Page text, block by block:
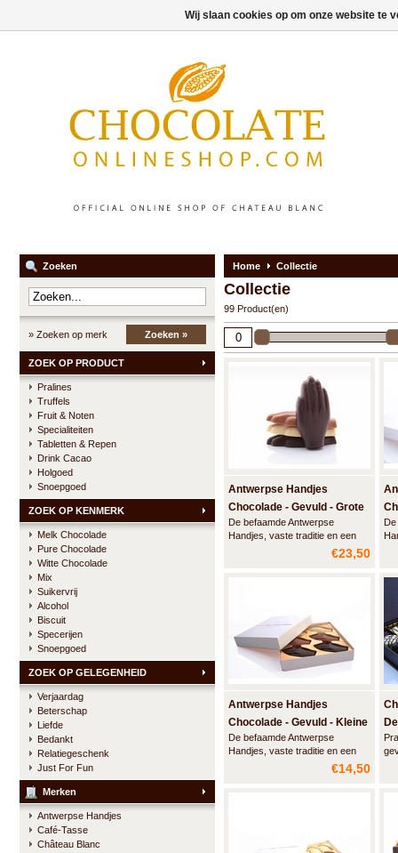
Zoeken
» Zoeken op merk Zoeken »
ZOEK OP PRODUCT
Pralines
Truffels
Fruit & Noten
Specialiteiten
Tabletten & Repen
Drink Cacao
Holgoed
Snoepgoed
ZOEK OP KENMERK
Melk Chocolade
Pure Chocolade
Witte Chocolade
Mix
Suikervrij
Alcohol
Biscuit
Specerijen
Snoepgoed
ZOEK OP GELEGENHEID
Verjaardag
Beterschap
Liefde
Bedankt
Relatiegeschenk
Just For Fun
Merken
Antwerpse Handjes
Café-Tasse
Château Blanc
Home Collectie
Collectie
99 Product(en)
Antwerpse Handjes
Chocolade - Gevuld - Grote
doos
De befaamde Antwerpse
Handjes, vaste traditie en een
Antwerps kwaliteitsproduct.
Deze grote luxe doos bevat 24
d'Anvers en een smeuïge
praliné.
€23,50
Antwerpse Handjes
Chocolade - Gevuld - Kleine
doos
De befaamde Antwerpse
Handjes, vaste traditie en een
Antwerps kwaliteitsproduct.
Deze grote luxe doos bevat 12
€14,50
Wij slaan cookies op om onze website te